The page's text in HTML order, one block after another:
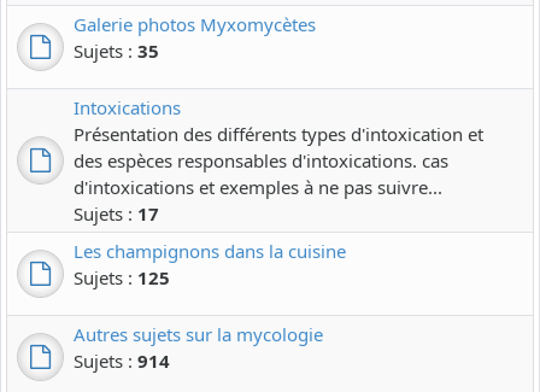
Galerie photos Myxomycètes
Sujets : 35
Intoxications
Présentation des différents types d'intoxication et
des espèces responsables d'intoxications. cas
d'intoxications et exemples à ne pas suivre...
Sujets : 17
Les champignons dans la cuisine
Sujets : 125
Autres sujets sur la mycologie
Sujets : 914